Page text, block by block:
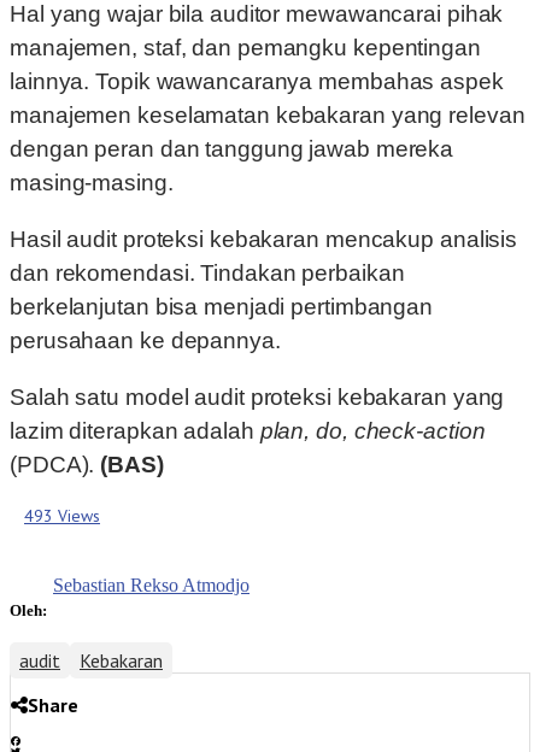
Hal yang wajar bila auditor mewawancarai pihak
manajemen, staf, dan pemangku kepentingan
lainnya. Topik wawancaranya membahas aspek
manajemen keselamatan kebakaran yang relevan
dengan peran dan tanggung jawab mereka
masing-masing.
Hasil audit proteksi kebakaran mencakup analisis
dan rekomendasi. Tindakan perbaikan
berkelanjutan bisa menjadi pertimbangan
perusahaan ke depannya.
Salah satu model audit proteksi kebakaran yang
lazim diterapkan adalah plan, do, check-action
(PDCA). (BAS)
493 Views
Oleh:
Sebastian Rekso Atmodjo
audit
Kebakaran
Share